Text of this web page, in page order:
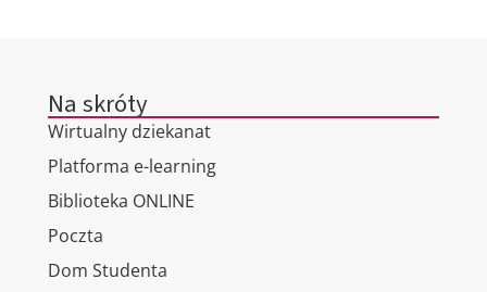
Na skróty
Wirtualny dziekanat
Platforma e-learning
Biblioteka ONLINE
Poczta
Dom Studenta